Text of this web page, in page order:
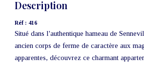
Description
Réf : 416
Situé dans l'authentique hameau de
ancien corps de ferme de caractère aux
apparentes, découvrez ce charmant